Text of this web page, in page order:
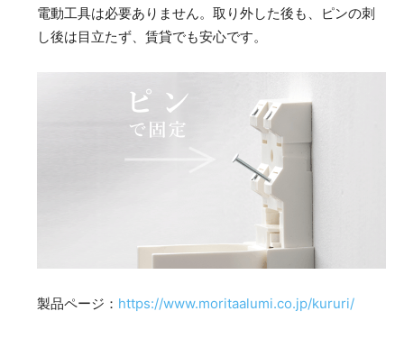
電動工具は必要ありません。取り外した後も、ピンの刺
し後は目立たず、賃貸でも安心です。
製品ページ： https://www.moritaalumi.co.jp/kururi/